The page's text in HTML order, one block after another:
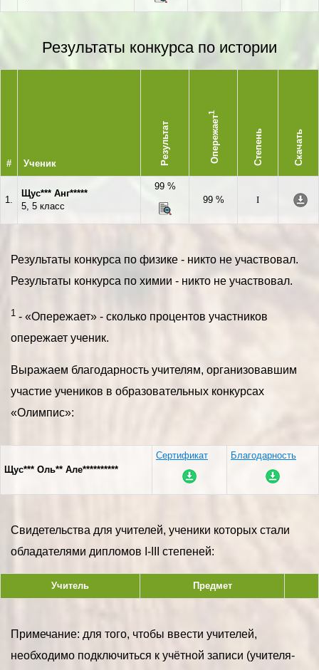
Результаты конкурса по истории
# Ученик Результат Опережает
1
Степень Скачать
1.
Щус*** Анг*****
5, 5 класс
99 %
99 %
I
Результаты конкурса по физике - никто не участвовал.
Результаты конкурса по химии - никто не участвовал.
1 - «Опережает» - сколько процентов участников
опережает ученик.
Выражаем благодарность учителям, организовавшим
участие учеников в образовательных конкурсах
«Олимпис»:
Щус*** Оль** Але**********
Сертификат Благодарность
Свидетельства для учителей, ученики которых стали
обладателями дипломов I-III степеней:
Учитель Предмет
Примечание: для того, чтобы ввести учителей,
необходимо подключиться к учётной записи (учителя-